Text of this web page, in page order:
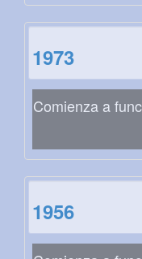
1973
Comienza a
1956